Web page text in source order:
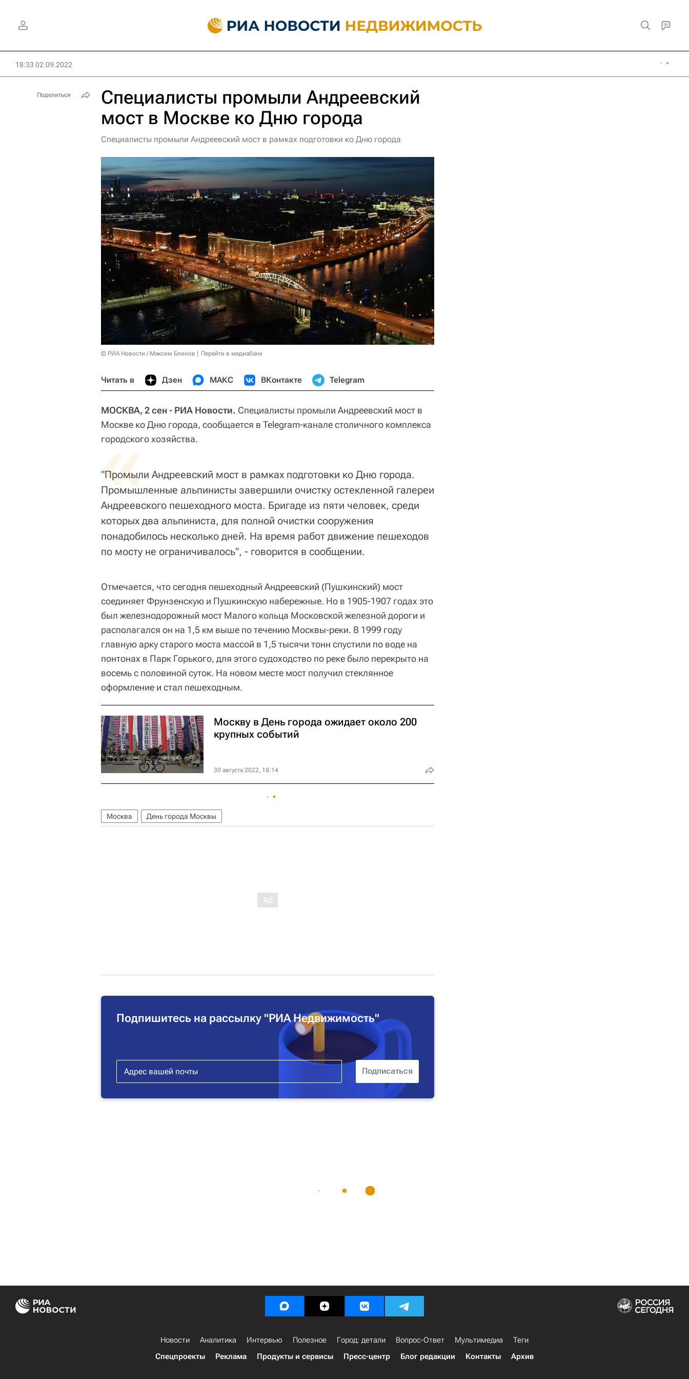
18:33 02.09.2022
Специалисты промыли Андреевский
мост в Москве ко Дню города
Специалисты промыли Андреевский мост в рамках подготовки ко Дню города
© РИА Новости / Максим Блинов Перейти в медиабанк
Читать в Дзен МАКС ВКонтакте Telegram
МОСКВА, 2 сен - РИА Новости. Специалисты промыли Андреевский мост в
Москве ко Дню города, сообщается в Telegram-канале столичного комплекса
городского хозяйства.
«
"Промыли Андреевский мост в рамках подготовки ко Дню города.
Промышленные альпинисты завершили очистку остекленной галереи
Андреевского пешеходного моста. Бригаде из пяти человек, среди
которых два альпиниста, для полной очистки сооружения
понадобилось несколько дней. На время работ движение пешеходов
по мосту не ограничивалось", - говорится в сообщении.
Отмечается, что сегодня пешеходный Андреевский (Пушкинский) мост
соединяет Фрунзенскую и Пушкинскую набережные. Но в 1905-1907 годах это
был железнодорожный мост Малого кольца Московской железной дороги и
располагался он на 1,5 км выше по течению Москвы-реки. В 1999 году
главную арку старого моста массой в 1,5 тысячи тонн спустили по воде на
понтонах в Парк Горького, для этого судоходство по реке было перекрыто на
восемь с половиной суток. На новом месте мост получил стеклянное
оформление и стал пешеходным.
Москву в День города ожидает около 200
крупных событий
30 августа 2022, 18:14
Москва День города Москвы
Подпишитесь на рассылку "РИА Недвижимость"
Поделиться
Новости Аналитика Интервью Полезное Город: детали Вопрос-Ответ Мультимедиа
Теги
Спецпроекты
Реклама Продукты и сервисы Пресс-центр Блог редакции Контакты Архив